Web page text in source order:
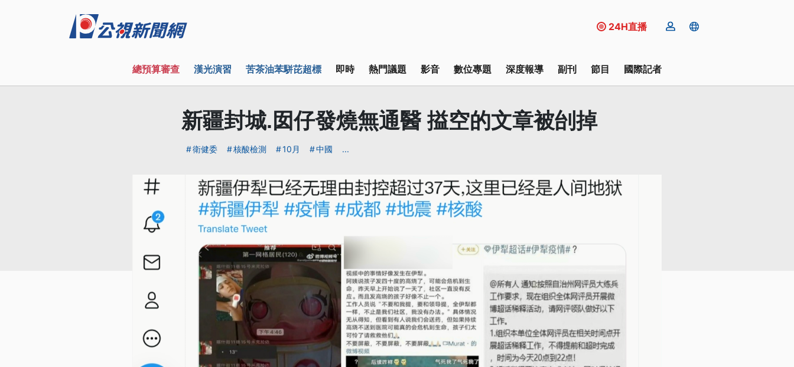
24H直播
總預算審查 漢光演習 苦茶油苯駢芘超標 即時 熱門議題 影音 數位專題 深度報導 副刊 節目 國際記者
新疆封城.囡仔發燒無通醫 搤空的文章被刣掉
衛健委 核酸檢測 10月 中國 ...